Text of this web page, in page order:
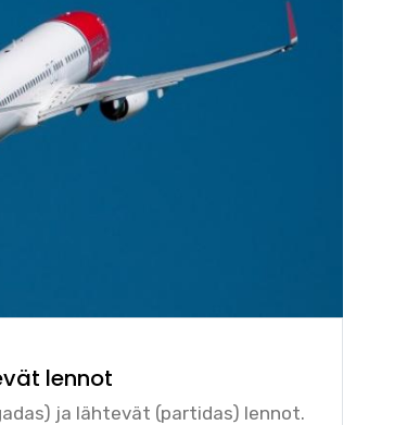
lennot
ja lähtevät (partidas) lennot.